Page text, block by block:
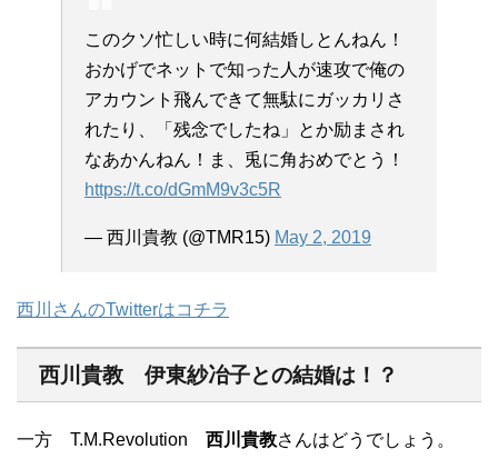
このクソ忙しい時に何結婚しとんねん！
おかげでネットで知った人が速攻で俺の
アカウント飛んできて無駄にガッカリさ
れたり、「残念でしたね」とか励まされ
なあかんねん！ま、兎に角おめでとう！
https://t.co/dGmM9v3c5R
— 西川貴教 (@TMR15) May 2, 2019
西川さんのTwitterはコチラ
西川貴教 伊東紗冶子との結婚は！？
一方 T.M.Revolution 西川貴教さんはどうでしょう。